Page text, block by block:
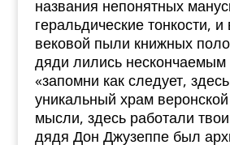
названия непонятных
геральдические тонкости, и
вековой пыли книжных
дяди лились
«запомни как следует,
уникальный храм
мысли, здесь работали
дядя Дон Джузеппе был